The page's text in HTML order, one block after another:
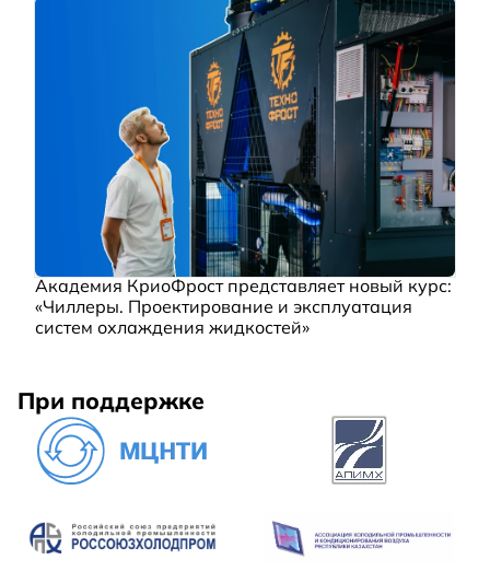
Академия КриоФрост представляет новый курс:
«Чиллеры. Проектирование и эксплуатация
систем охлаждения жидкостей»
При поддержке